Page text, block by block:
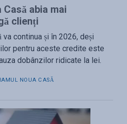
abia mai
clienți
va continua și în 2026, deși
pentru aceste credite este
dobânzilor ridicate la lei.
NOUA CASĂ